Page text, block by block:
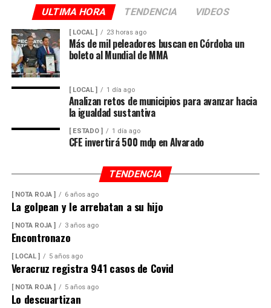
ULTIMA HORA TENDENCIA VIDEOS
[ LOCAL ] 23 horas ago
Más de mil peleadores buscan en Córdoba un
boleto al Mundial de MMA
[ LOCAL ] 1 día ago
Analizan retos de municipios para avanzar hacia
la igualdad sustantiva
[ ESTADO ] 1 día ago
CFE invertirá 500 mdp en Alvarado
TENDENCIA
[ NOTA ROJA ] 6 años ago
La golpean y le arrebatan a su hijo
[ NOTA ROJA ] 3 años ago
Encontronazo
[ LOCAL ] 5 años ago
Veracruz registra 941 casos de Covid
[ NOTA ROJA ] 5 años ago
Lo descuartizan